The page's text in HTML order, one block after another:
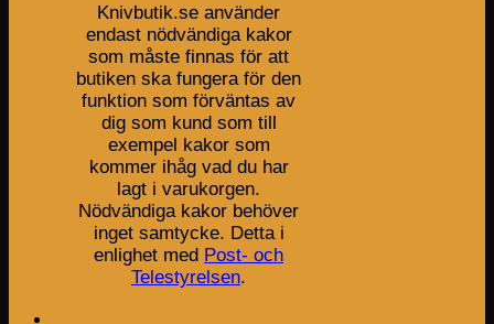
Knivbutik.se använder
endast nödvändiga kakor
som måste finnas för att
butiken ska fungera för den
funktion som förväntas av
dig som kund som till
exempel kakor som
kommer ihåg vad du har
lagt i varukorgen.
Nödvändiga kakor behöver
inget samtycke. Detta i
enlighet med Post- och
Telestyrelsen.